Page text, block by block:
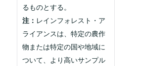
るものとする。
注： レインフォレスト・ア
ライアンスは、特定の農作
物または特定の国や地域に
ついて、より高いサンプル